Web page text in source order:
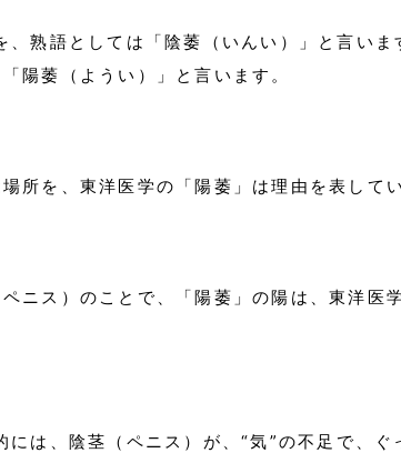
、熟語としては「陰萎（いんい）」と言いま
陽萎（ようい）」と言います。
所を、東洋医学の「陽萎」は理由を表してい
ペニス）のことで、「陽萎」の陽は、東洋医
には、陰茎（ペニス）が、“気”の不足で、ぐ